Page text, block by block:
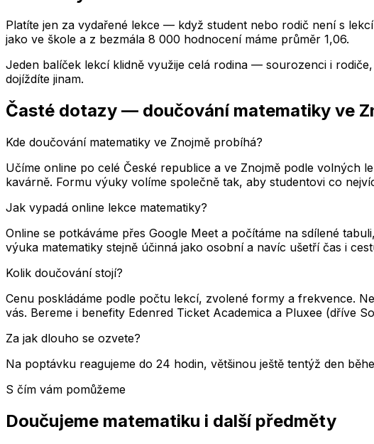
Platíte jen za vydařené lekce — když student nebo rodič není s
jako ve škole a z bezmála 8 000 hodnocení máme průměr 1,06.
Jeden balíček lekcí klidně využije celá rodina — sourozenci i
dojíždíte jinam.
Časté dotazy — doučování matematiky ve
Kde doučování matematiky ve Znojmě probíhá?
Učíme online po celé České republice a ve Znojmě podle volných
kavárně. Formu výuky volíme společně tak, aby studentovi co
Jak vypadá online lekce matematiky?
Online se potkáváme přes Google Meet a počítáme na sdílené
výuka matematiky stejně účinná jako osobní a navíc ušetří čas i
Kolik doučování stojí?
Cenu poskládáme podle počtu lekcí, zvolené formy a frekvence.
vás. Bereme i benefity Edenred Ticket Academica a Pluxee (dříve
Za jak dlouho se ozvete?
Na poptávku reagujeme do 24 hodin, většinou ještě tentýž den
S čím vám pomůžeme
Doučujeme matematiku i další předměty